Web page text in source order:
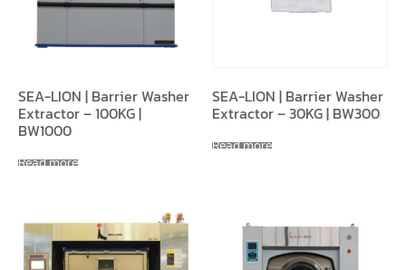
SEA-LION | Barrier Washer
Extractor – 100KG |
BW1000
Read more
SEA-LION | Barrier Washer
Extractor – 30KG | BW300
Read more